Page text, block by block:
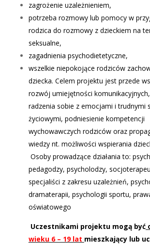
zagrożenie uzależnieniem,
potrzeba rozmowy lub pomocy w
rodzica do rozmowy z dzieckiem na
seksualne,
zagadnienia psychodietetyczne,
wszelkie niepokojące rodziców
dziecka. Celem projektu jest przede
rozwój umiejętności komunikacyjnych,
radzenia sobie z emocjami i trudnymi
życiowymi, podniesienie kompetencji
wychowawczych rodziców oraz
wiedzy nt. możliwości wspierania
Osoby prowadzące działania to:
pedagodzy, psycholodzy,
specjaliści z zakresu uzależnień,
dramaterapii, psychologii sportu,
oświatowego
Uczestnikami projektu mogą być
wieku 6 – 19 lat mieszkający lub